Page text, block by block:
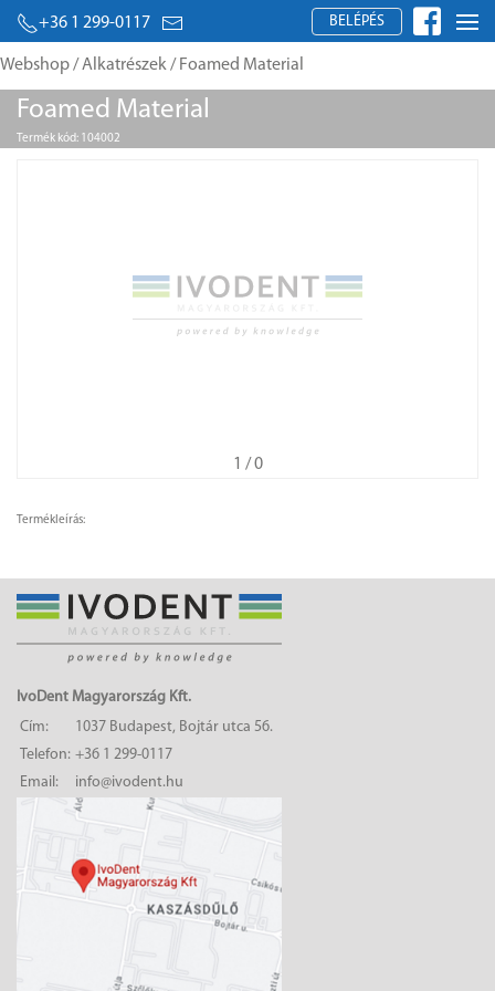
+36 1 299-0117 BELÉPÉS
Webshop/Alkatrészek/ Foamed Material
Foamed Material
Termék kód: 104002
1 / 0
Termékleírás:
IvoDent Magyarország Kft.
Cím:
1037 Budapest, Bojtár utca 56.
Telefon: +36 1 299-0117
Email:
info@ivodent.hu